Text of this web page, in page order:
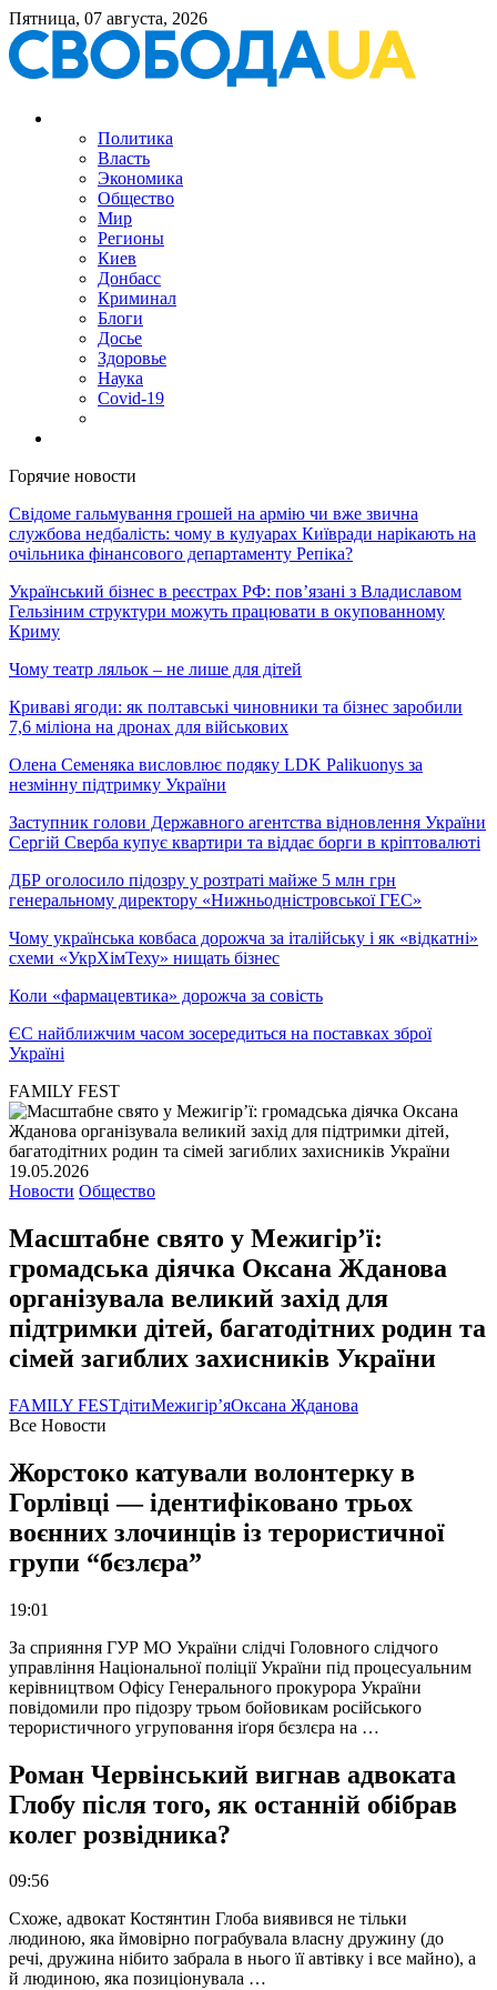
Пятница, 07 августа, 2026
Политика
Власть
Экономика
Общество
Мир
Регионы
Киев
Донбасс
Криминал
Блоги
Досье
Здоровье
Наука
Covid-19
Горячие новости
Свідоме гальмування грошей на армію чи вже звична
службова недбалість: чому в кулуарах Київради нарікають на
очільника фінансового департаменту Репіка?
Український бізнес в реєстрах РФ: пов’язані з Владиславом
Гельзіним структури можуть працювати в окупованному
Криму
Чому театр ляльок – не лише для дітей
Криваві ягоди: як полтавські чиновники та бізнес заробили
7,6 міліона на дронах для військових
Олена Семеняка висловлює подяку LDK Palikuonys за
незмінну підтримку України
Заступник голови Державного агентства відновлення України
Сергій Сверба купує квартири та віддає борги в кріптовалюті
ДБР оголосило підозру у розтраті майже 5 млн грн
генеральному директору «Нижньодністровської ГЕС»
Чому українська ковбаса дорожча за італійську і як «відкатні»
схеми «УкрХімТеху» нищать бізнес
Коли «фармацевтика» дорожча за совість
ЄС найближчим часом зосередиться на поставках зброї
Україні
FAMILY FEST
19.05.2026
Новости Общество
Масштабне свято у Межигір’ї:
громадська діячка Оксана Жданова
організувала великий захід для
підтримки дітей, багатодітних родин та
сімей загиблих захисників України
FAMILY FESTдітиМежигір’яОксана Жданова
Все Новости
Жорстоко катували волонтерку в
Горлівці — ідентифіковано трьох
воєнних злочинців із терористичної
групи “бєзлєра”
19:01
За сприяння ГУР МО України слідчі Головного слідчого
управління Національної поліції України під процесуальним
керівництвом Офісу Генерального прокурора України
повідомили про підозру трьом бойовикам російського
терористичного угруповання іґоря бєзлєра на …
Роман Червінський вигнав адвоката
Глобу після того, як останній обібрав
колег розвідника?
09:56
Схоже, адвокат Костянтин Глоба виявився не тільки
людиною, яка ймовірно пограбувала власну дружину (до
речі, дружина нібито забрала в нього її автівку і все майно), а
й людиною, яка позиціонувала …